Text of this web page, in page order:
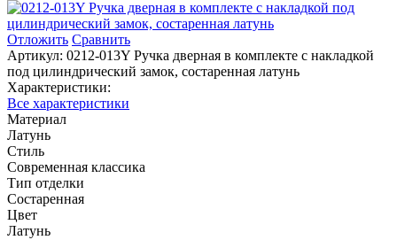
Отложить Сравнить
Артикул: 0212-013Y Ручка дверная в комплекте с накладкой
под цилиндрический замок, состаренная латунь
Характеристики:
Все характеристики
Материал
Латунь
Стиль
Современная классика
Тип отделки
Состаренная
Цвет
Латунь